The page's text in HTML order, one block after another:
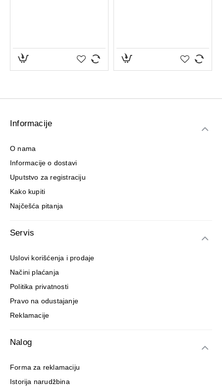
Informacije
O nama
Informacije o dostavi
Uputstvo za registraciju
Kako kupiti
Najčešća pitanja
Servis
Uslovi korišćenja i prodaje
Načini plaćanja
Politika privatnosti
Pravo na odustajanje
Reklamacije
Nalog
Forma za reklamaciju
Istorija narudžbina